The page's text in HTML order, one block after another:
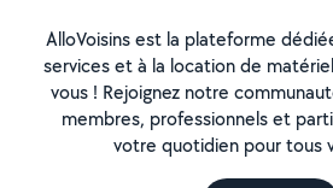
AlloVoisins est la plateforme
services et à la location de
vous ! Rejoignez notre
membres, professionnels et
votre quotidien pour tous